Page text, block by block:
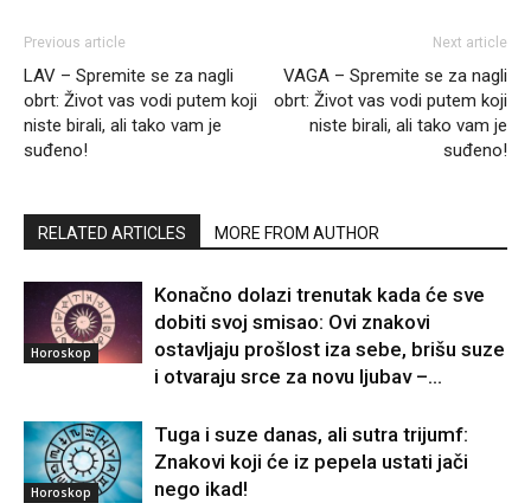
Previous article
LAV – Spremite se za nagli
obrt: Život vas vodi putem koji
niste birali, ali tako vam je
suđeno!
Next article
VAGA – Spremite se za nagli
obrt: Život vas vodi putem koji
niste birali, ali tako vam je
suđeno!
RELATED ARTICLES MORE FROM AUTHOR
Horoskop
Konačno dolazi trenutak kada će sve
dobiti svoj smisao: Ovi znakovi
ostavljaju prošlost iza sebe, brišu suze
i otvaraju srce za novu ljubav –...
Horoskop
Tuga i suze danas, ali sutra trijumf:
Znakovi koji će iz pepela ustati jači
nego ikad!